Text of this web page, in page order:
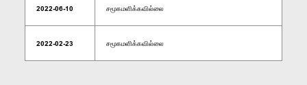
2022-06-10 சமூகமளிக்கவில்லை
2022-02-23 சமூகமளிக்கவில்லை